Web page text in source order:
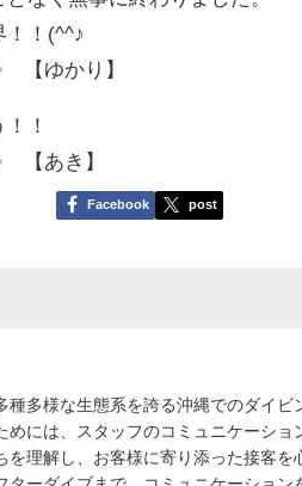
！！(^^♪
【ゆかり】
！
【あき】
Facebook post
種多様な生態系を誇る沖縄でのダイビ
めには、スタッフのコミュニケーシ
を理解し、お客様に寄り添った接客を